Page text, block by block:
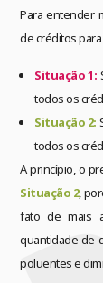
Para entender
de créditos
Situação 1:
todos os
Situação 2:
todos os
A princípio, o
Situação 2,
fato de mais
quantidade de
poluentes e